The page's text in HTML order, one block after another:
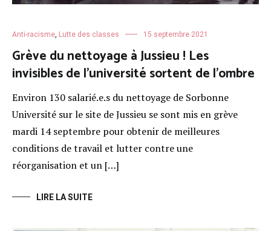
Anti-racisme Lutte des classes 15 septembre 2021
Grève du nettoyage à Jussieu ! Les
invisibles de l’université sortent de l’ombre
Environ 130 salarié.e.s du nettoyage de Sorbonne
Université sur le site de Jussieu se sont mis en grève
mardi 14 septembre pour obtenir de meilleures
conditions de travail et lutter contre une
réorganisation et un […]
LIRE LA SUITE